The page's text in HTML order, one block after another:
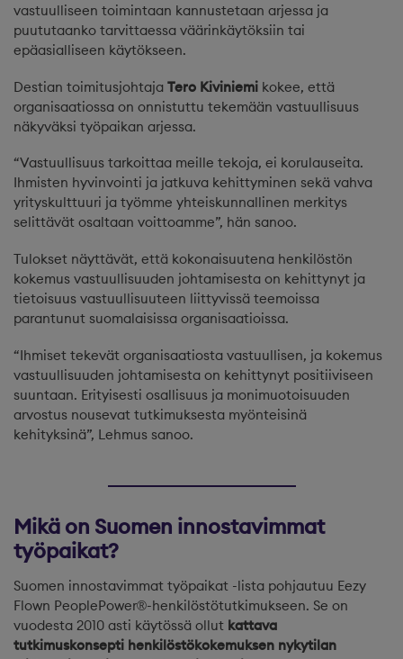
vastuulliseen toimintaan kannustetaan arjessa ja
puututaanko tarvittaessa väärinkäytöksiin tai
epäasialliseen käytökseen.
Destian toimitusjohtaja Tero Kiviniemi kokee, että
organisaatiossa on onnistuttu tekemään vastuullisuus
näkyväksi työpaikan arjessa.
“Vastuullisuus tarkoittaa meille tekoja, ei korulauseita.
Ihmisten hyvinvointi ja jatkuva kehittyminen sekä vahva
yrityskulttuuri ja työmme yhteiskunnallinen merkitys
selittävät osaltaan voittoamme”, hän sanoo.
Tulokset näyttävät, että kokonaisuutena henkilöstön
kokemus vastuullisuuden johtamisesta on kehittynyt ja
tietoisuus vastuullisuuteen liittyvissä teemoissa
parantunut suomalaisissa organisaatioissa.
“Ihmiset tekevät organisaatiosta vastuullisen, ja kokemus
vastuullisuuden johtamisesta on kehittynyt positiiviseen
suuntaan. Erityisesti osallisuus ja monimuotoisuuden
arvostus nousevat tutkimuksesta myönteisinä
kehityksinä”, Lehmus sanoo.
Mikä on Suomen innostavimmat
työpaikat?
Suomen innostavimmat työpaikat -lista pohjautuu Eezy
Flown PeoplePower®-henkilöstötutkimukseen. Se on
vuodesta 2010 asti käytössä ollut kattava
tutkimuskonsepti henkilöstökokemuksen nykytilan